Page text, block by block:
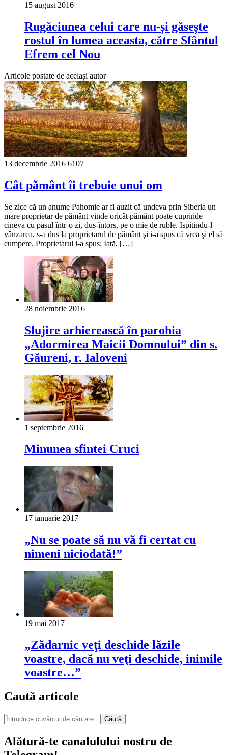
15 august 2016
Rugăciunea celui care nu-și găsește
rostul în lumea aceasta, către Sfântul
Efrem cel Nou
Articole postate de același autor
13 decembrie 2016 6107
Cât pământ îi trebuie unui om
Se zice că un anume Pahomie ar fi auzit că undeva prin Siberia un
mare proprietar de pământ vinde oricât pământ poate cuprinde
cineva cu pasul într-o zi, dus-întors, pe o mie de ruble. Ispitindu-l
vânzarea, s-a dus la proprietarul de pământ şi i-a spus că vrea şi el să
cumpere. Proprietarul i-a spus: Iată, […]
28 noiembrie 2016
Slujire arhierească în parohia
„Adormirea Maicii Domnului” din s.
Găureni, r. Ialoveni
1 septembrie 2016
Minunea sfintei Cruci
17 ianuarie 2017
„Nu se poate să nu vă fi certat cu
nimeni niciodată!”
19 mai 2017
„Zădarnic veţi deschide lăzile
voastre, dacă nu veţi deschide, inimile
voastre…”
Caută articole
Căută
Alătură-te canalulului nostru de